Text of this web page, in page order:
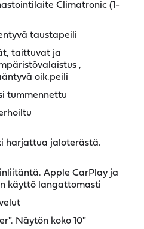
Climatronic (1-
taustapeili
taittuvat ja
,
oik.peili
tummennettu
harjattua jaloterästä.
Apple CarPlay ja
käyttö langattomasti
Näytön koko 10"